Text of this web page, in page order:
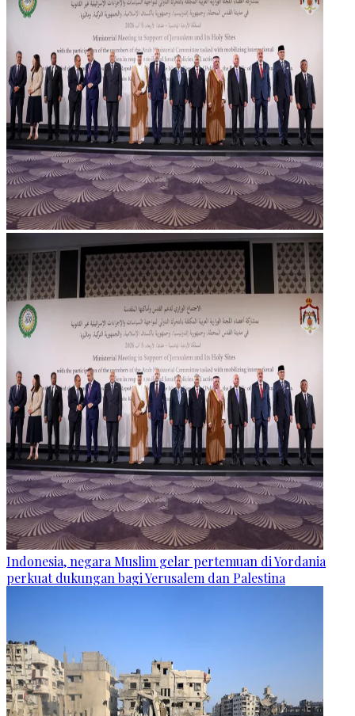
Indonesia, negara Muslim gelar pertemuan di Yordania
perkuat dukungan bagi Yerusalem dan Palestina